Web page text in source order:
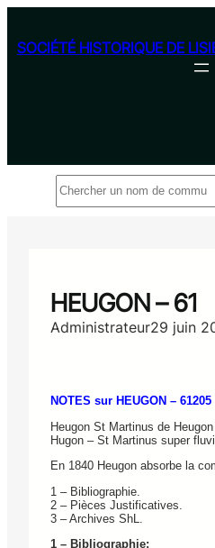
contenu
SOCIÉTÉ HISTORIQUE DE
Rechercher
HEUGON – 61
Administrateur29 juin
NOTES sur HEUGON – 61205
Heugon St Martinus de
Hugon – St Martinus super
En 1840 Heugon absorbe la
1 – Bibliographie.
2 – Pièces Justificatives.
3 – Archives ShL.
1 – Bibliographie: